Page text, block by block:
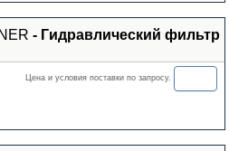
- Гидравлический фильтр
Цена и условия поставки по запросу.